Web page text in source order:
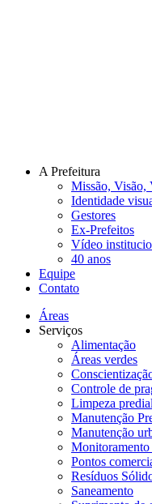
A Prefeitura
Missão, Visão,
Identidade
Gestores
Ex-Prefeitos
Vídeo
40 anos
Equipe
Contato
Áreas
Serviços
Alimentação
Áreas verdes
Controle de
Limpeza predial
Manutenção
Manutenção
Monitoramento
Pontos
Resíduos
Saneamento